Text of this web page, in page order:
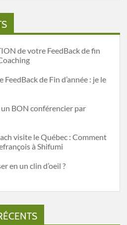
de votre FeedBack de fin
de Fin d’année : je le
BON conférencier par
visite le Québec : Comment
à Shifumi
en un clin d’oeil ?